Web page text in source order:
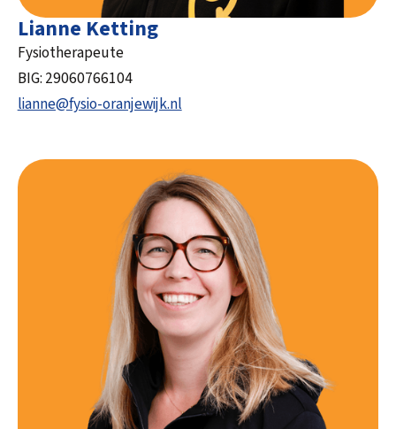
Lianne Ketting
Fysiotherapeute
BIG: 29060766104
lianne@fysio-oranjewijk.nl